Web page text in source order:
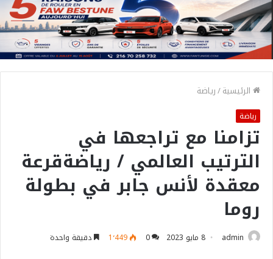
الرئيسية/رياضة
رياضة
تزامنا مع تراجعها في
الترتيب العالمي / رياضةقرعة
معقدة لأنس جابر في بطولة
روما
admin 8 مايو 2023 0 1٬449 دقيقة واحدة